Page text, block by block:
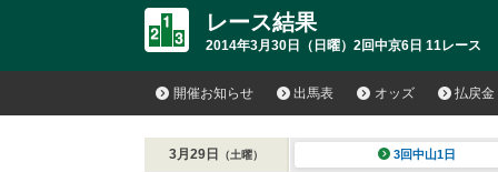
レース結果
2014年3月30日（日曜）2回中京6日 11レース
開催お知らせ 出馬表 オッズ 払戻金
3月29日 （土曜） 3回中山1日